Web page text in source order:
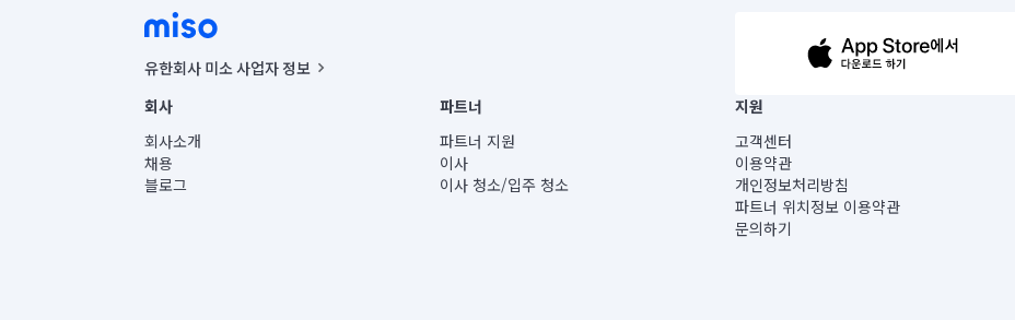
유한회사 미소 사업자 정보
사업자등록번호 : 291-87-00271 | 인허가번호 : 2016-3220163-14-5-00019 |
통신판매신고번호 : 2024-서울종로-1400(공정거래위원회 정보) |
대표이사 : CHING VICTOR COLUMBIA RHEE
주소 | 본사: 서울특별시 종로구 율곡로 6(중학동, 트윈트리빌딩) B동 5층
컨택센터 : 서울특별시 종로구 수송동 율곡로 24, 7층, 8층 미소
회사
회사소개
채용
블로그
파트너
파트너 지원
이사
이사 청소/입주 청소
지원
고객센터
이용약관
개인정보처리방침
파트너 위치정보 이용약관
문의하기